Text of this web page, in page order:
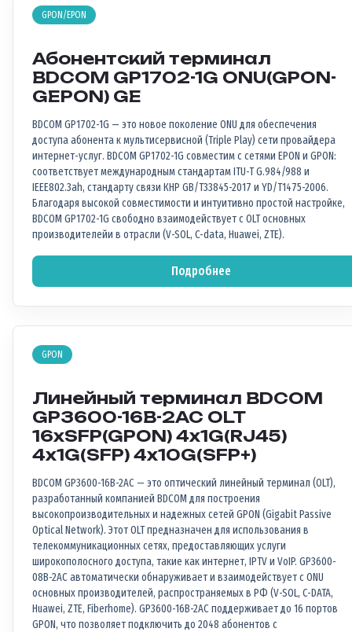
GPON/EPON
Абонентский терминал
BDCOM GP1702-1G ONU(GPON-
GEPON) GE
BDCOM GP1702-1G — это новое поколение ONU для обеспечения
доступа абонента к мультисервисной (Triple Play) сети провайдера
интернет-услуг. BDCOM GP1702-1G совместим с сетями EPON и GPON:
соответствует международным стандартам ITU-T G.984/988 и
IEEE802.3ah, стандарту связи КНР GB/T33845-2017 и YD/T1475-2006.
Благодаря высокой совместимости и интуитивно простой настройке,
BDCOM GP1702-1G свободно взаимодействует с OLT основных
производителейи в отрасли (V-SOL, C-data, Huawei, ZTE).
Подробнее
GPON
Линейный терминал BDCOM
GP3600-16B-2AC OLT
16xSFP(GPON) 4x1G(RJ45)
4x1G(SFP) 4x10G(SFP+)
BDCOM GP3600-16B-2AC — это оптический линейный терминал (OLT),
разработанный компанией BDCOM для построения
высокопроизводительных и надежных сетей GPON (Gigabit Passive
Optical Network). Этот OLT предназначен для использования в
телекоммуникационных сетях, предоставляющих услуги
широкополосного доступа, такие как интернет, IPTV и VoIP. GP3600-
08B-2AC автоматически обнаруживает и взаимодействует с ONU
основных производителей, распространяемых в РФ (V-SOL, C-DATA,
Huawei, ZTE, Fiberhome). GP3600-16B-2AC поддерживает до 16 портов
GPON, что позволяет подключить до 2048 абонентов с